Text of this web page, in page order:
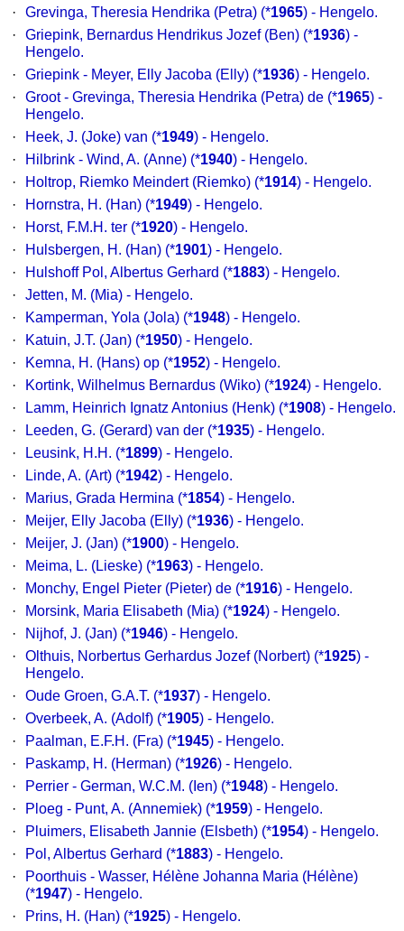
·
Grevinga, Theresia Hendrika (Petra) (*1965) - Hengelo.
·
Griepink, Bernardus Hendrikus Jozef (Ben) (*1936) -
Hengelo.
·
Griepink - Meyer, Elly Jacoba (Elly) (*1936) - Hengelo.
·
Groot - Grevinga, Theresia Hendrika (Petra) de (*1965) -
Hengelo.
·
Heek, J. (Joke) van (*1949) - Hengelo.
·
Hilbrink - Wind, A. (Anne) (*1940) - Hengelo.
·
Holtrop, Riemko Meindert (Riemko) (*1914) - Hengelo.
·
Hornstra, H. (Han) (*1949) - Hengelo.
·
Horst, F.M.H. ter (*1920) - Hengelo.
·
Hulsbergen, H. (Han) (*1901) - Hengelo.
·
Hulshoff Pol, Albertus Gerhard (*1883) - Hengelo.
·
Jetten, M. (Mia) - Hengelo.
·
Kamperman, Yola (Jola) (*1948) - Hengelo.
·
Katuin, J.T. (Jan) (*1950) - Hengelo.
·
Kemna, H. (Hans) op (*1952) - Hengelo.
·
Kortink, Wilhelmus Bernardus (Wiko) (*1924) - Hengelo.
·
Lamm, Heinrich Ignatz Antonius (Henk) (*1908) - Hengelo.
·
Leeden, G. (Gerard) van der (*1935) - Hengelo.
·
Leusink, H.H. (*1899) - Hengelo.
·
Linde, A. (Art) (*1942) - Hengelo.
·
Marius, Grada Hermina (*1854) - Hengelo.
·
Meijer, Elly Jacoba (Elly) (*1936) - Hengelo.
·
Meijer, J. (Jan) (*1900) - Hengelo.
·
Meima, L. (Lieske) (*1963) - Hengelo.
·
Monchy, Engel Pieter (Pieter) de (*1916) - Hengelo.
·
Morsink, Maria Elisabeth (Mia) (*1924) - Hengelo.
·
Nijhof, J. (Jan) (*1946) - Hengelo.
·
Olthuis, Norbertus Gerhardus Jozef (Norbert) (*1925) -
Hengelo.
·
Oude Groen, G.A.T. (*1937) - Hengelo.
·
Overbeek, A. (Adolf) (*1905) - Hengelo.
·
Paalman, E.F.H. (Fra) (*1945) - Hengelo.
·
Paskamp, H. (Herman) (*1926) - Hengelo.
·
Perrier - German, W.C.M. (Ien) (*1948) - Hengelo.
·
Ploeg - Punt, A. (Annemiek) (*1959) - Hengelo.
·
Pluimers, Elisabeth Jannie (Elsbeth) (*1954) - Hengelo.
·
Pol, Albertus Gerhard (*1883) - Hengelo.
·
Poorthuis - Wasser, Hélène Johanna Maria (Hélène)
(*1947) - Hengelo.
·
Prins, H. (Han) (*1925) - Hengelo.